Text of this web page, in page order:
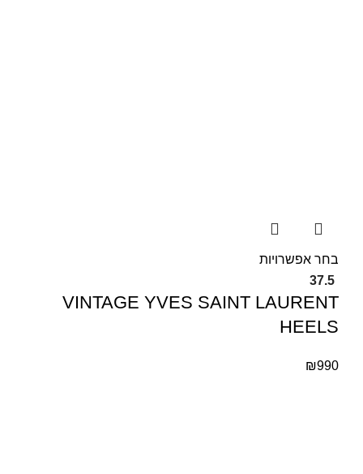
בחר אפשרויות
37.5
VINTAGE YVES SAINT LAURENT
HEELS
₪990